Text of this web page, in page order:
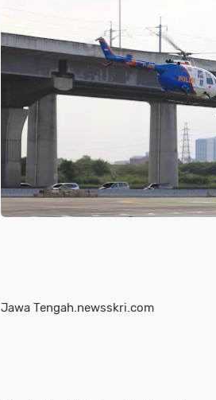
Jawa Tengah.newsskri.com